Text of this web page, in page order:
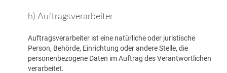
h) Auftragsverarbeiter
Auftragsverarbeiter ist eine natürliche oder juristische
Person, Behörde, Einrichtung oder andere Stelle, die
personenbezogene Daten im Auftrag des Verantwortlichen
verarbeitet.